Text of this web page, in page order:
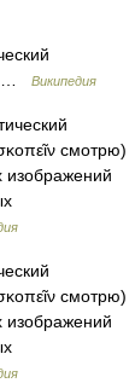
…
Википедия
смотрю)
изображений
смотрю)
изображений